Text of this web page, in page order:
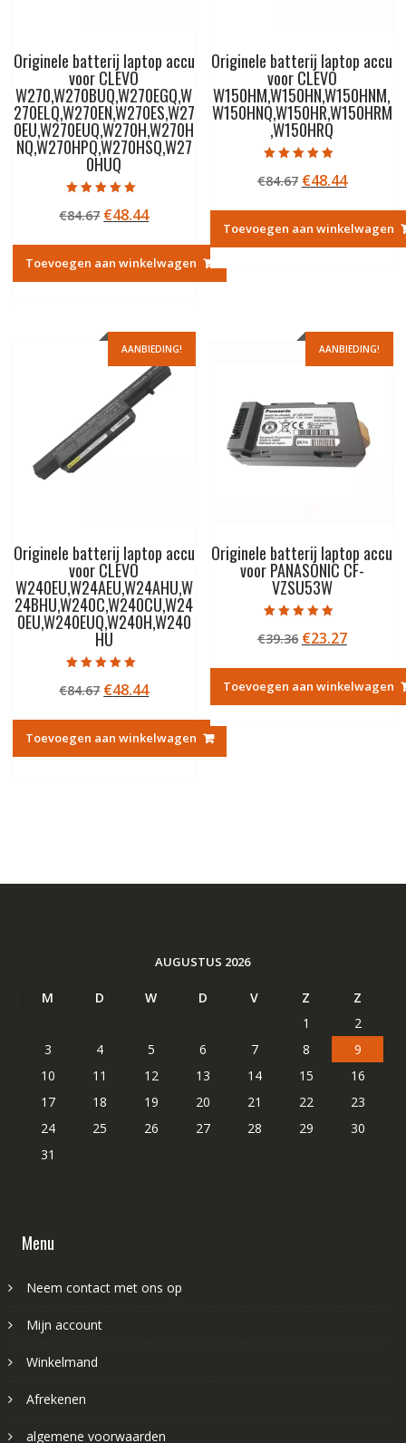
Originele batterij laptop accu
voor CLEVO
W270,W270BUQ,W270EGQ,W
270ELQ,W270EN,W270ES,W27
0EU,W270EUQ,W270H,W270H
NQ,W270HPQ,W270HSQ,W27
0HUQ
5.00
uit 5
€84.67 Oorspronkelijke
was:
€84.67.
€48.44Huidige
is:
€48.44.
Toevoegen aan winkelwagen
Originele batterij laptop accu
voor CLEVO
W150HM,W150HN,W150HNM,
W150HNQ,W150HR,W150HRM
,W150HRQ
5.00
uit 5
€84.67
was:
€84.67.
€48.44Huidige
is:
€48.44.
Toevoegen aan winkelwagen
AANBIEDING!
Originele batterij laptop accu
voor CLEVO
W240EU,W24AEU,W24AHU,W
24BHU,W240C,W240CU,W24
0EU,W240EUQ,W240H,W240
HU
5.00
uit 5
€84.67 Oorspronkelijke
was:
€84.67.
€48.44Huidige
is:
€48.44.
Toevoegen aan winkelwagen
AANBIEDING!
Originele batterij laptop accu
voor PANASONIC CF-
VZSU53W
5.00
uit 5
€39.36
was:
€39.36.
€23.27Huidige
is:
€23.27.
Toevoegen aan winkelwagen
AUGUSTUS 2026
M D W D V Z
Z
1
2
3
4 5 6 7 8
9
10
11 12 13 14 15
16
17
18 19 20 21 22
23
24
25 26 27 28 29
30
31
Menu
Neem contact met ons op
Mijn account
Winkelmand
Afrekenen
algemene voorwaarden